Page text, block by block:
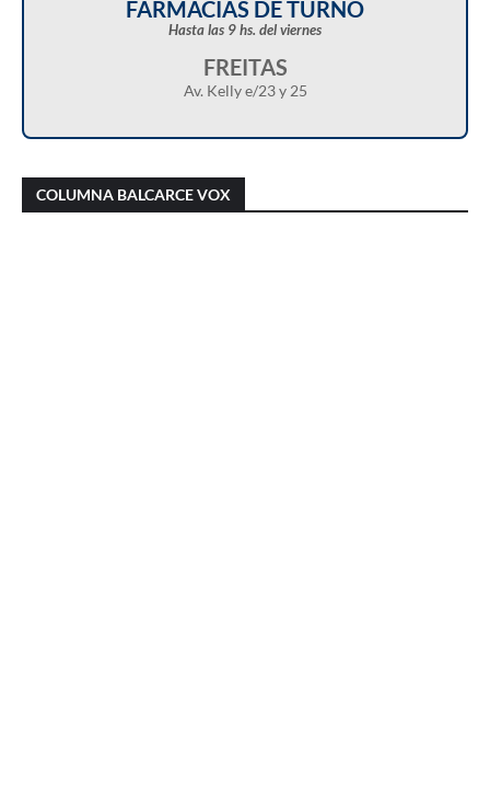
FARMACIAS DE TURNO
Hasta las 9 hs. del viernes
FREITAS
Av. Kelly e/23 y 25
COLUMNA BALCARCE VOX
que se conozca la carga horaria de cada
médico/a municipal
cuestionó el proyecto de reforma de la Ley de
Tierras y advirtió sobre una “entrega total”